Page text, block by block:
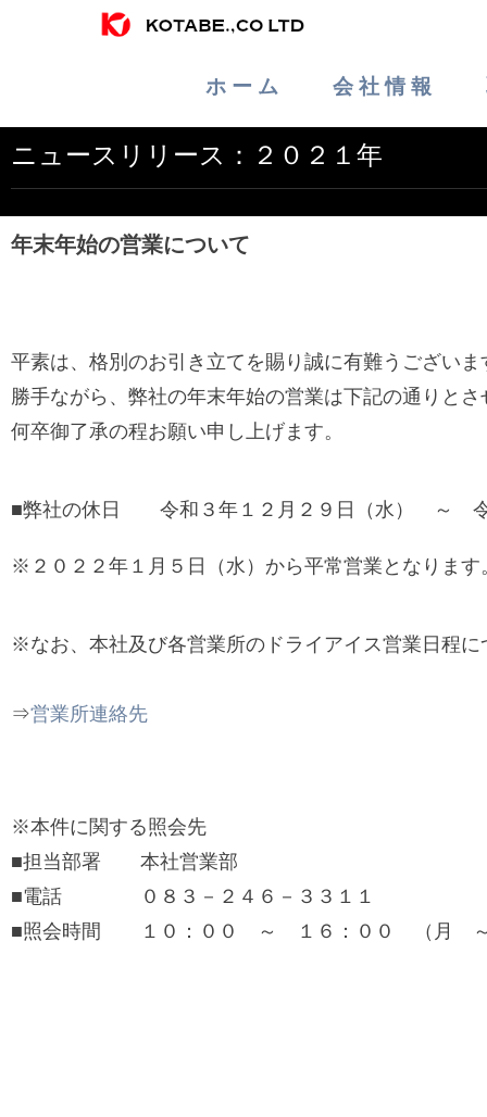
ホ ー ム 会 社 情 報
ニュースリリース：２０２１年
年末年始の営業について
平素は、格別のお引き立てを賜り誠に有難うございま
勝手ながら、弊社の年末年始の営業は下記の通りと
何卒御了承の程お願い申し上げます。
■弊社の休日 令和３年１２月２９日（水） ～ 令
※２０２２年１月５日（水）から平常営業となります
※なお、本社及び各営業所のドライアイス営業日程
⇒営業所連絡先
※本件に関する照会先
■担当部署 本社営業部
■電話 ０８３－２４６－３３１１
■照会時間 １０：００ ～ １６：００ （月